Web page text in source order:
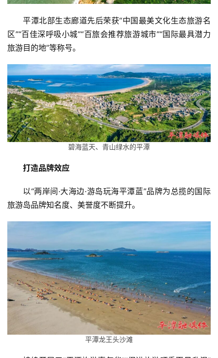
平潭北部生态廊道先后荣获“中国最美文化生态旅游名
区”“百佳深呼吸小城”“百旅会推荐旅游城市”“国际最具潜力
旅游目的地”等称号。
碧海蓝天、青山绿水的平潭
打造品牌效应
以“两岸间·大海边·游岛玩海平潭蓝”品牌为总揽的国际
旅游岛品牌知名度、美誉度不断提升。
平潭龙王头沙滩